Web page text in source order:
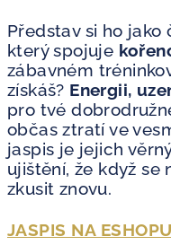
Představ si ho
který spojuje
zábavném
získáš? Energii,
pro tvé
občas ztratí ve
jaspis je jejich
ujištění, že když se
zkusit znovu.
JASPIS NA ESHOPU